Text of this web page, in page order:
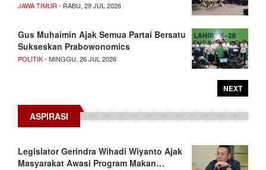
JAWA TIMUR - RABU, 29 JUL 2026
Gus Muhaimin Ajak Semua Partai Bersatu
Sukseskan Prabowonomics
POLITIK- MINGGU, 26 JUL 2026
NEXT
ASPIRASI
Legislator Gerindra Wihadi Wiyanto Ajak
Masyarakat Awasi Program Makan…